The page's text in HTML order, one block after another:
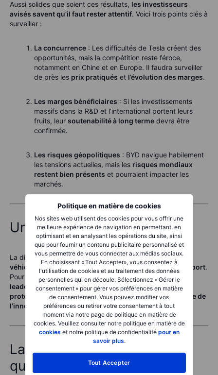
Politique en matière de cookies
Nos sites web utilisent des cookies pour vous offrir une
meilleure expérience de navigation en permettant, en
optimisant et en analysant les opérations du site, ainsi
que pour fournir un contenu publicitaire personnalisé et
vous permettre de vous connecter aux médias sociaux.
En choisissant « Tout Accepter», vous consentez à
l'utilisation de cookies et au traitement des données
personnelles qui en découle. Sélectionnez « Gérer le
consentement » pour gérer vos préférences en matière
de consentement. Vous pouvez modifier vos
préférences ou retirer votre consentement à tout
moment via notre page de politique en matière de
cookies. Veuillez consulter notre politique en matière de
cookies et notre politique de confidentialité pour en
savoir plus.
Tout Accepter
Aussi solides que soient ces résultats, les investisseurs
avisés savent qu’il faut rester attentif. Voici trois points clés à
surveiller :
La concurrence : Les difficultés de Tesla créent des
opportunités, mais la compétition reste féroce,
notamment en Chine et en Europe. Il faudra surveiller
de près les prix pratiqués et l’évolution des marges.
Les marges bénéficiaires : Si les investissements
massifs dans la R&D et l’international portent leurs
fruits, leur soutenabilité à long terme devra être
confirmée.
Les risques géopolitiques : BYD navigue habilement
les tensions actuelles, mais les risques mondiaux
restent bien présents et pourraient impacter les
marchés.
Une direction confiante
La direction de BYD reste ambitieuse :5,5 millions de
véhicules prévus en 2025, dont800 000 destinés à l’export.
Pour les investisseurs, BYD offre un récit convaincant :
leader de la mobilité électrique axé sur la croissance,
protégé des risques géopolitiques majeurs et à la pointe de
l’innovation.
La course électrique ne fait
que commencer